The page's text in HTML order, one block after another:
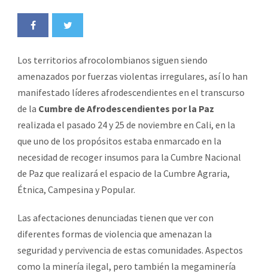
Los territorios afrocolombianos siguen siendo
amenazados por fuerzas violentas irregulares, así lo han
manifestado líderes afrodescendientes en el transcurso
de la Cumbre de Afrodescendientes por la Paz
realizada el pasado 24 y 25 de noviembre en Cali, en la
que uno de los propósitos estaba enmarcado en la
necesidad de recoger insumos para la Cumbre Nacional
de Paz que realizará el espacio de la Cumbre Agraria,
Étnica, Campesina y Popular.
Las afectaciones denunciadas tienen que ver con
diferentes formas de violencia que amenazan la
seguridad y pervivencia de estas comunidades. Aspectos
como la minería ilegal, pero también la megaminería